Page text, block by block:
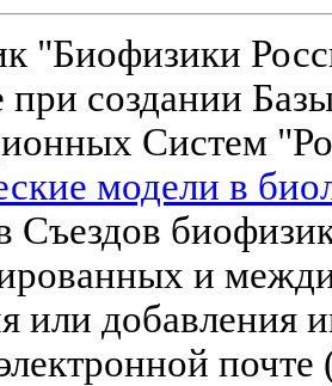
"Биофизики
при создании
Систем
модели в
Съездов
и
или добавления
почте